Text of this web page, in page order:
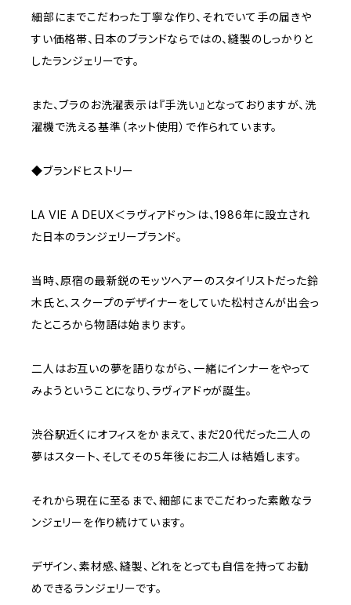
細部にまでこだわった丁寧な作り、それでいて手の届きや
すい価格帯、日本のブランドならではの、縫製のしっかりと
したランジェリーです。
また、ブラのお洗濯表示は『手洗い』となっておりますが、洗
濯機で洗える基準（ネット使用）で作られています。
◆ブランドヒストリー
LA VIE A DEUX＜ラヴィアドゥ＞は、1986年に設立され
た日本のランジェリーブランド。
当時、原宿の最新鋭のモッツヘアーのスタイリストだった鈴
木氏と、スクープのデザイナーをしていた松村さんが出会っ
たところから物語は始まります。
二人はお互いの夢を語りながら、一緒にインナーをやって
みようということになり、ラヴィアドゥが誕生。
渋谷駅近くにオフィスをかまえて、まだ20代だった二人の
夢はスタート、そしてその５年後にお二人は結婚します。
それから現在に至るまで、細部にまでこだわった素敵なラ
ンジェリーを作り続けています。
デザイン、素材感、縫製、どれをとっても自信を持ってお勧
めできるランジェリーです。